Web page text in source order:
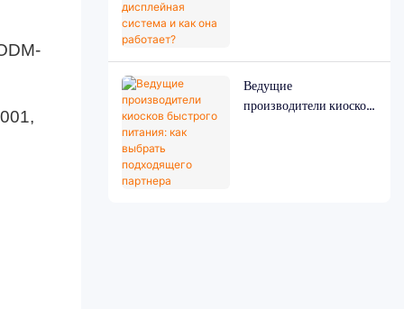
Ведущие
производители киосков